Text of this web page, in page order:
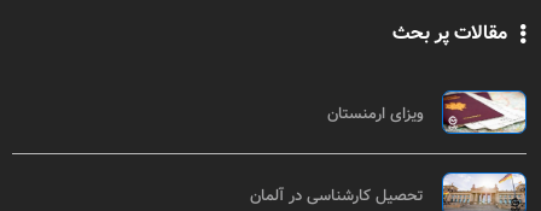
مقالات پر بحث
ویزای ارمنستان
تحصیل کارشناسی در آلمان